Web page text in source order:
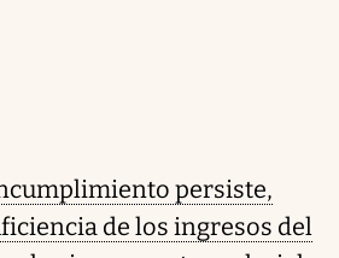
persiste,
de los ingresos del